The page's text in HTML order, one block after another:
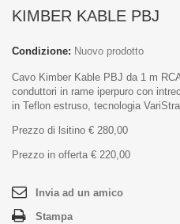
KIMBER KABLE PBJ
Condizione: Nuovo prodotto
Cavo Kimber Kable PBJ da 1 m
conduttori in rame iperpuro con
in Teflon estruso, tecnologia
Prezzo di lsitino € 280,00
Prezzo in offerta € 220,00
Invia ad un amico
Stampa